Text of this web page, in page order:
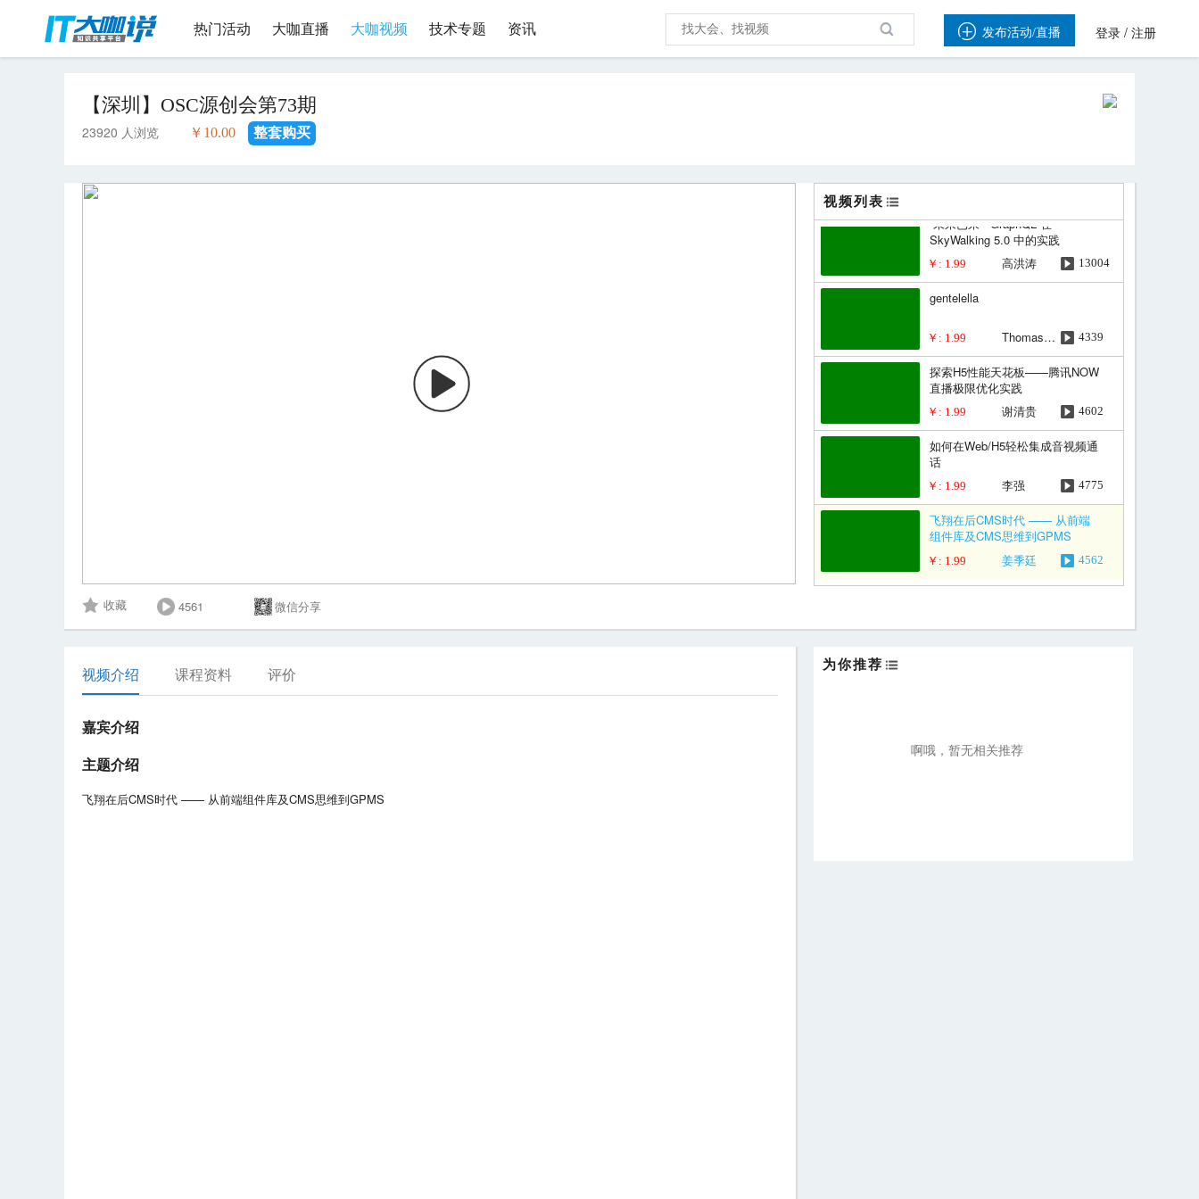
热门活动 大咖直播 大咖视频 技术专题 资讯  发布活动/直播 登录 / 注册
【深圳】OSC源创会第73期
23920 人浏览 ￥10.00 整套购买
收藏 4561 微信分享
视频列表
王伟嘉
“未来已来”--GraphQL 在
SkyWalking 5.0 中的实践
￥: 1.99 高洪涛 13004
gentelella
￥: 1.99 Thomas Lin 4339
探索H5性能天花板——腾讯NOW
直播极限优化实践
￥: 1.99 谢清贵 4602
如何在Web/H5轻松集成音视频通
话
￥: 1.99 李强 4775
飞翔在后CMS时代 —— 从前端
组件库及CMS思维到GPMS
￥: 1.99 姜季廷 4562
视频介绍 课程资料 评价
嘉宾介绍
主题介绍
飞翔在后CMS时代 —— 从前端组件库及CMS思维到GPMS
为你推荐
啊哦，暂无相关推荐